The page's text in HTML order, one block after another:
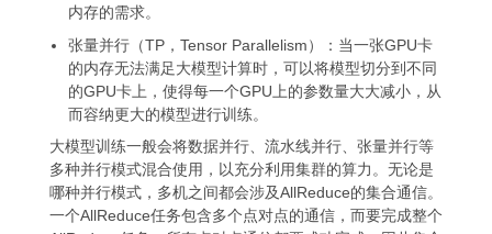
内存的需求。
张量并行（TP，Tensor Parallelism）：当一张GPU卡
的内存无法满足大模型计算时，可以将模型切分到不同
的GPU卡上，使得每一个GPU上的参数量大大减小，从
而容纳更大的模型进行训练。
大模型训练一般会将数据并行、流水线并行、张量并行等
多种并行模式混合使用，以充分利用集群的算力。无论是
哪种并行模式，多机之间都会涉及AllReduce的集合通信。
一个AllReduce任务包含多个点对点的通信，而要完成整个